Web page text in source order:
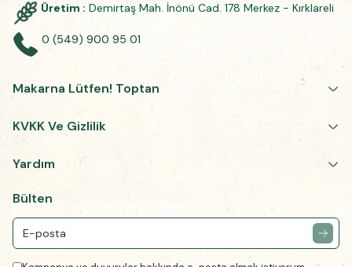
Üretim : Demirtaş Mah. İnönü Cad. 178 Merkez - Kırklareli
0 (549) 900 95 01
Makarna Lütfen! Toptan
KVKK Ve Gizlilik
Yardım
Bülten